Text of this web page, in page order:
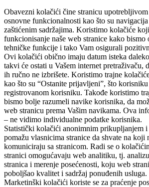
Obavezni kolačići čine stranicu
osnovne funkcionalnosti kao što su
zaštićenim sadržajima. Koristimo kolačiće
funkcionisanje naše web stranice kako
tehničke funkcije i tako Vam osigurali
Ovi kolačići obično imaju datum isteka
takvi će ostati u Vašem internet pretraživaču,
ih ručno ne izbrišete. Koristimo trajne
kao što su “Ostanite prijavljeni”, što
registrovanom korisniku. Takođe koristimo
bismo bolje razumeli navike korisnika, da
web stranicu prema Vašim navikama. Ova
– ne vidimo individualne podatke korisnika.
Statistički kolačići anonimnim prikupljanjem i
pomažu vlasnicima stranice da shvate na koji
komuniciraju sa stranicom. Radi se o
stranici omogućavaju web analitiku, tj.
stranica i merenje posećenosti, koju web
poboljšao kvalitet i sadržaj ponuđenih usluga.
Marketinški kolačići koriste se za praćenje